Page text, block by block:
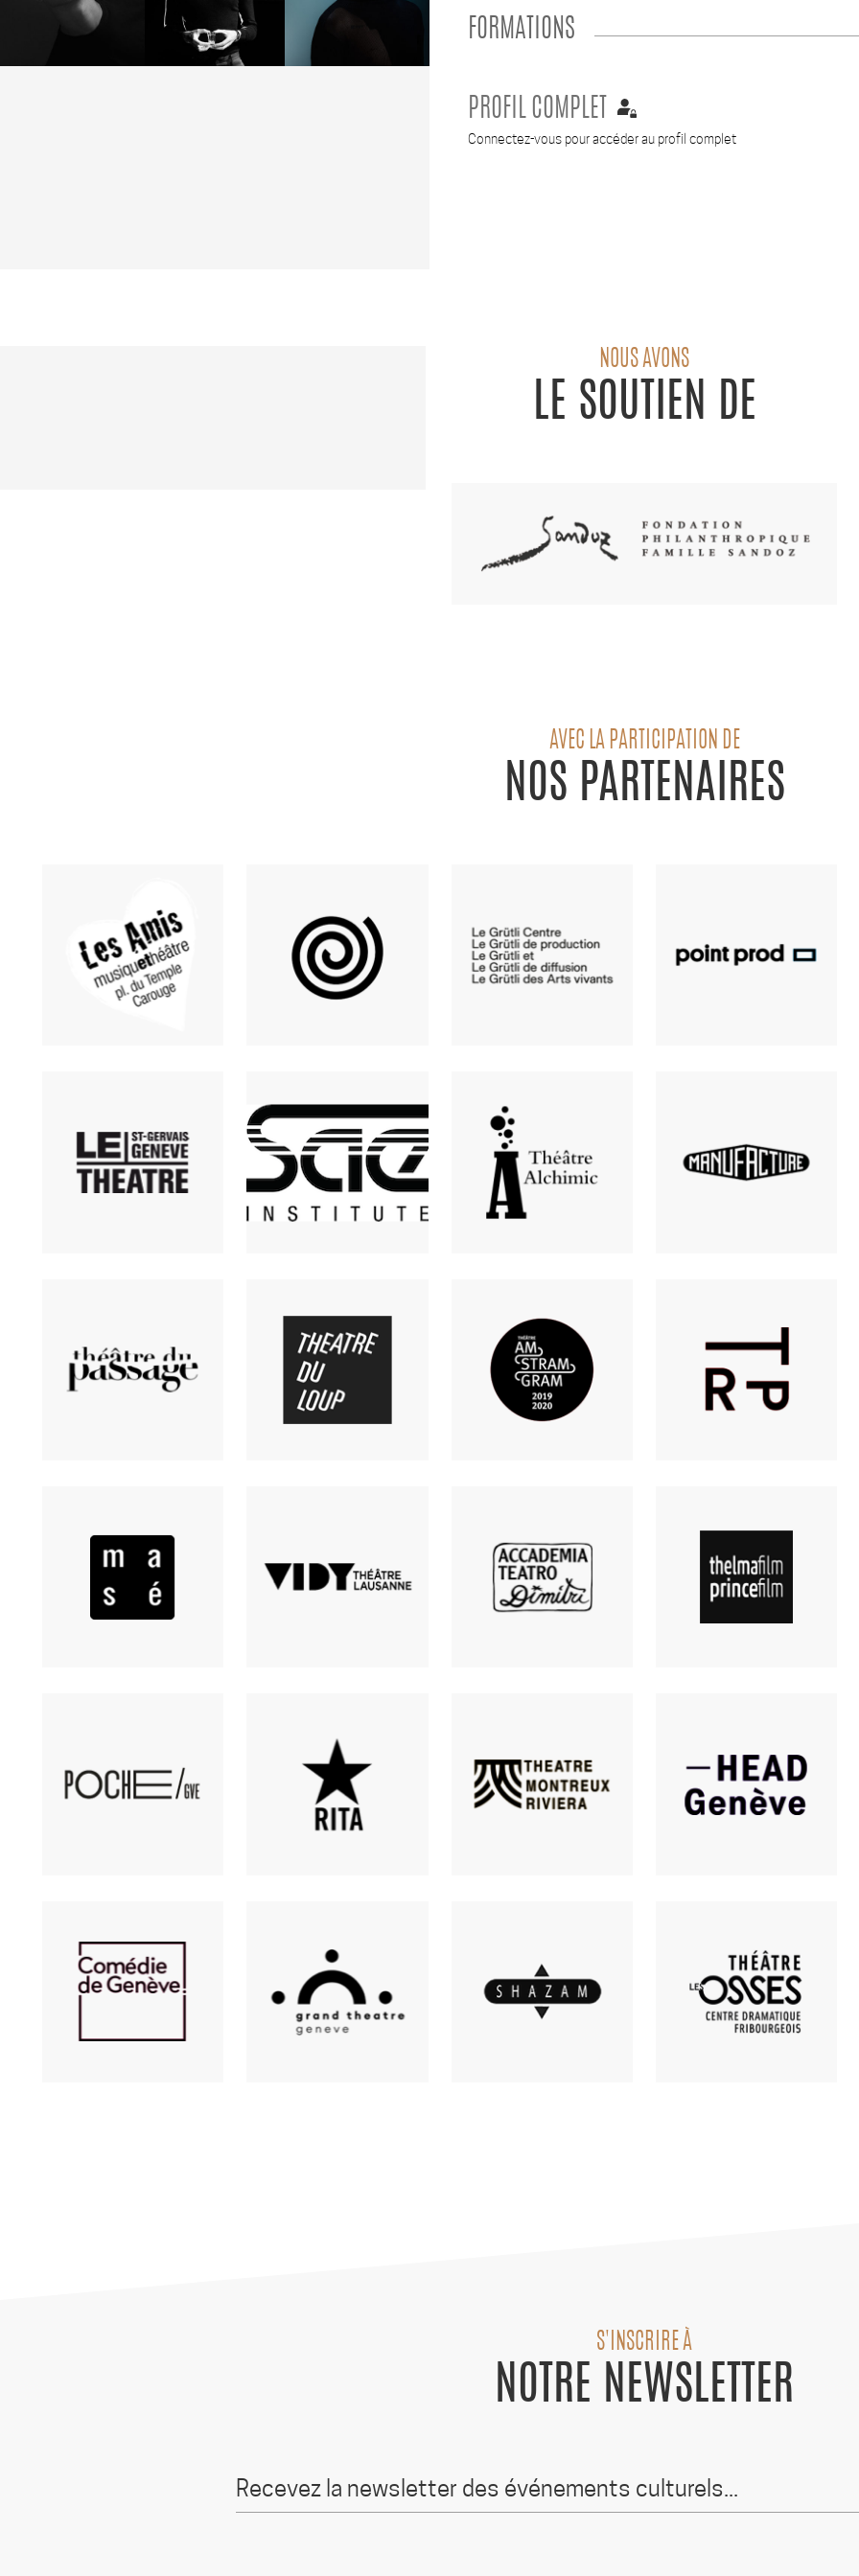
FORMATIONS
PROFIL COMPLET
Connectez-vous pour accéder au profil complet
NOUS AVONS
LE SOUTIEN DE
AVEC LA PARTICIPATION DE
NOS PARTENAIRES
S'INSCRIRE À
NOTRE NEWSLETTER